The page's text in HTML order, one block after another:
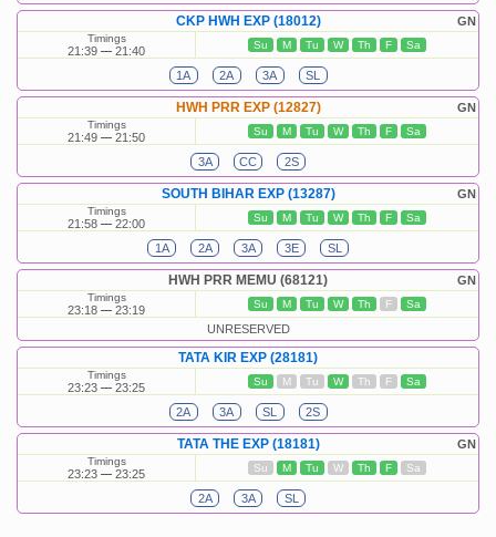
GN
CKP HWH EXP (18012)
Timings
21:39 21:40 Su M Tu W Th F Sa
1A 2A 3A SL
GN
HWH PRR EXP (12827)
Timings
21:49 21:50 Su M Tu W Th F Sa
3A CC 2S
GN
SOUTH BIHAR EXP (13287)
Timings
21:58 22:00 Su M Tu W Th F Sa
1A 2A 3A 3E SL
GN
HWH PRR MEMU (68121)
Timings
23:18 23:19 Su M Tu W Th F Sa
UNRESERVED
TATA KIR EXP (28181)
Timings
23:23 23:25 Su M Tu W Th F Sa
2A 3A SL 2S
GN
TATA THE EXP (18181)
Timings
23:23 23:25 Su M Tu W Th F Sa
2A 3A SL